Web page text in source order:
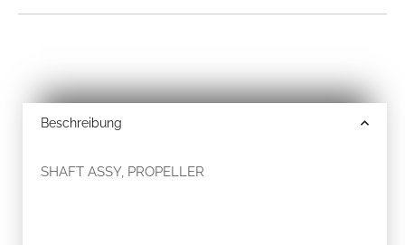
Beschreibung
SHAFT ASSY, PROPELLER